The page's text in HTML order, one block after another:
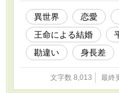
異世界 恋愛
王命による結婚
勘違い
身長差
文字数 8,013 最終